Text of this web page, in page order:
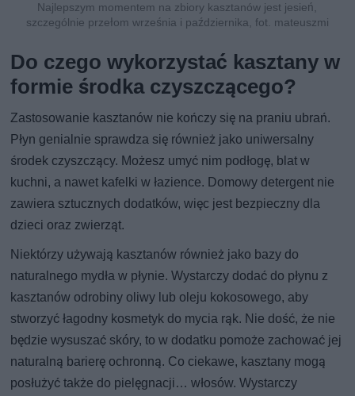
Najlepszym momentem na zbiory kasztanów jest jesień,
szczególnie przełom września i października, fot. mateuszmi
Do czego wykorzystać kasztany w
formie środka czyszczącego?
Zastosowanie kasztanów nie kończy się na praniu ubrań.
Płyn genialnie sprawdza się również jako uniwersalny
środek czyszczący. Możesz umyć nim podłogę, blat w
kuchni, a nawet kafelki w łazience. Domowy detergent nie
zawiera sztucznych dodatków, więc jest bezpieczny dla
dzieci oraz zwierząt.
Niektórzy używają kasztanów również jako bazy do
naturalnego mydła w płynie. Wystarczy dodać do płynu z
kasztanów odrobiny oliwy lub oleju kokosowego, aby
stworzyć łagodny kosmetyk do mycia rąk. Nie dość, że nie
będzie wysuszać skóry, to w dodatku pomoże zachować jej
naturalną barierę ochronną. Co ciekawe, kasztany mogą
posłużyć także do pielęgnacji… włosów. Wystarczy